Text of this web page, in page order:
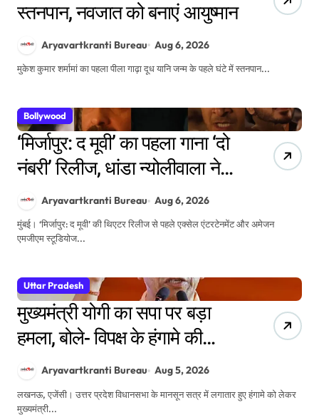
स्तनपान, नवजात को बनाएं आयुष्मान
Aryavartkranti Bureau Aug 6, 2026
मुकेश कुमार शर्मामां का पहला पीला गाढ़ा दूध यानि जन्म के पहले घंटे में स्तनपान...
Bollywood
‘मिर्जापुर: द मूवी’ का पहला गाना ‘दो
नंबरी’ रिलीज, धांडा न्योलीवाला ने
किया बॉलीवुड डेब्यू
Aryavartkranti Bureau Aug 6, 2026
मुंबई। ‘मिर्जापुर: द मूवी’ की थिएटर रिलीज से पहले एक्सेल एंटरटेनमेंट और अमेजन
एमजीएम स्टूडियोज...
Uttar Pradesh
मुख्यमंत्री योगी का सपा पर बड़ा
हमला, बोले- विपक्ष के हंगामे की
कीमत युवाओं, किसानों, महिलाओं
और गरीबों ने चुकाई
Aryavartkranti Bureau Aug 5, 2026
लखनऊ, एजेंसी। उत्तर प्रदेश विधानसभा के मानसून सत्र में लगातार हुए हंगामे को लेकर
मुख्यमंत्री...